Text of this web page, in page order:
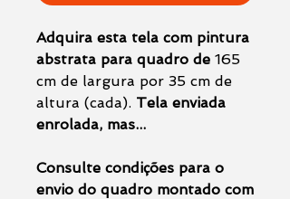
Adquira esta tela com pintura
abstrata para quadro de 165
cm de largura por 35 cm de
altura (cada). Tela enviada
enrolada, mas...
Consulte condições para o
envio do quadro montado com